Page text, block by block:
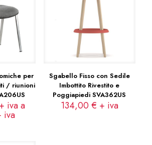
per
/ riunioni
iva a
iva
Sgabello Fisso con Sedile
Imbottito Rivestito e
Poggiapiedi SVA362US
134,00 € + iva